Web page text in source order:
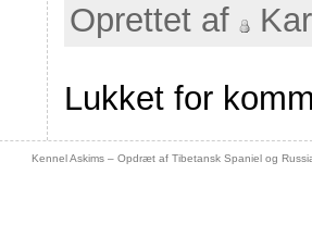
Oprettet af
Lukket for
Kennel Askims – Opdræt af Tibetansk Spaniel og